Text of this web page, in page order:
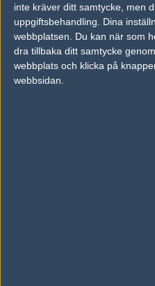
inte kräver ditt samtycke, men
uppgiftsbehandling. Dina
webbplatsen. Du kan när som
dra tillbaka ditt samtycke
webbplats och klicka på
webbsidan.
vs. Fnatic Academy
Tipset
Du måste vara inloggad för att
match. Har du inget konto?